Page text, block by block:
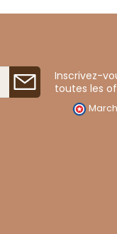
Inscrivez-
toutes les